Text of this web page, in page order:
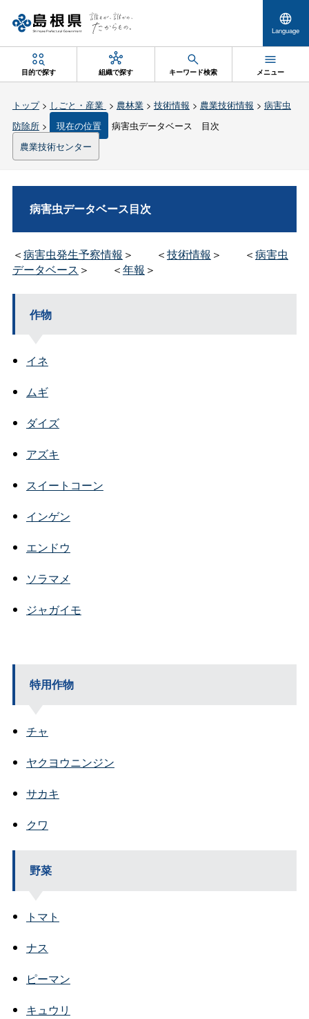
Language
目的で探す 組織で探す キーワード検索 メニュー
トップ> しごと・産業 > 農林業> 技術情報 > 農業技術情報 > 病害虫
防除所> 現在の位置
病害虫データベース 目次
農業技術センター
病害虫データベース目次
＜病害虫発生予察情報 ＞ ＜技術情報 ＞ ＜病害虫
データベース ＞ ＜年報 ＞
作物
イネ
ムギ
ダイズ
アズキ
スイートコーン
インゲン
エンドウ
ソラマメ
ジャガイモ
特用作物
チャ
ヤクヨウニンジン
サカキ
クワ
野菜
トマト
ナス
ピーマン
キュウリ